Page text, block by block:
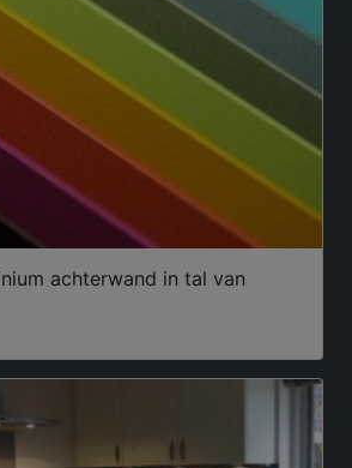
achterwand in tal van